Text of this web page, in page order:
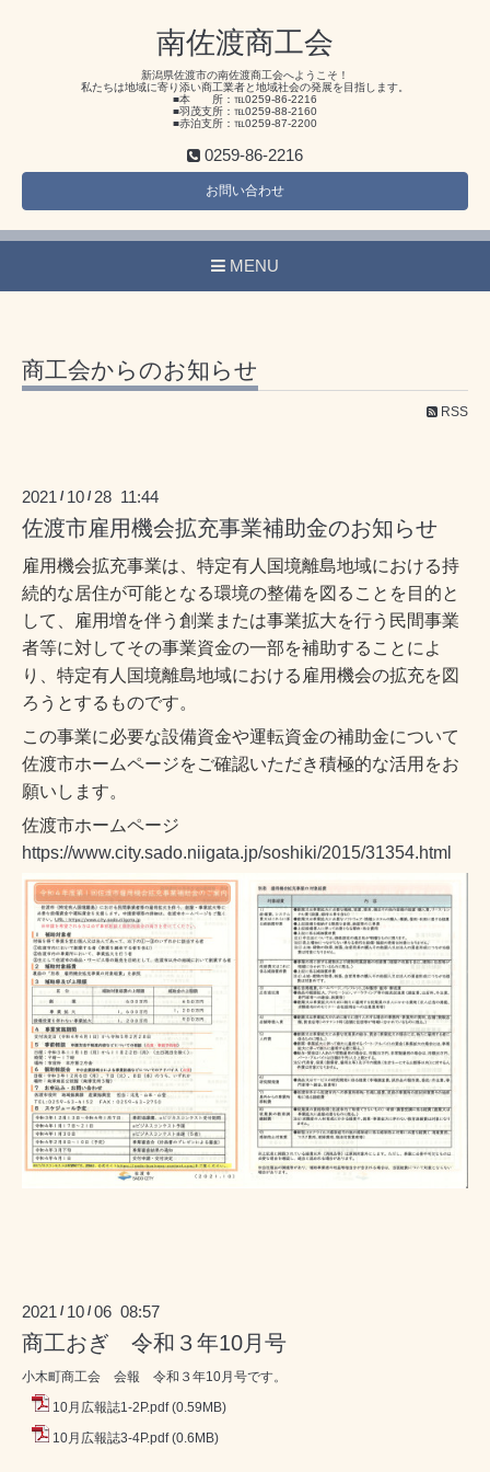
南佐渡商工会
新潟県佐渡市の南佐渡商工会へようこそ！
私たちは地域に寄り添い商工業者と地域社会の発展を目指します。
■本 所：℡0259-86-2216
■羽茂支所：℡0259-88-2160
■赤泊支所：℡0259-87-2200
0259-86-2216
お問い合わせ
MENU
商工会からのお知らせ
RSS
2021 / 10 / 28 11:44
佐渡市雇用機会拡充事業補助金のお知らせ
雇用機会拡充事業は、特定有人国境離島地域における持
続的な居住が可能となる環境の整備を図ることを目的と
して、雇用増を伴う創業または事業拡大を行う民間事業
者等に対してその事業資金の一部を補助することによ
り、特定有人国境離島地域における雇用機会の拡充を図
ろうとするものです。
この事業に必要な設備資金や運転資金の補助金について
佐渡市ホームページをご確認いただき積極的な活用をお
願いします。
佐渡市ホームページ
https://www.city.sado.niigata.jp/soshiki/2015/31354.html
2021 / 10 /06 08:57
商工おぎ 令和３年10月号
小木町商工会 会報 令和３年10月号です。
10月広報誌1-2P.pdf (0.59MB)
10月広報誌3-4P.pdf (0.6MB)